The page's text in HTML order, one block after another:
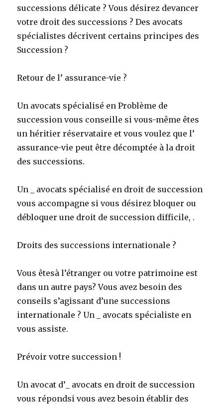
successions délicate ? Vous désirez devancer
votre droit des successions ? Des avocats
spécialistes décrivent certains principes des
Succession ?
Retour de l’ assurance-vie ?
Un avocats spécialisé en Problème de
succession vous conseille si vous-même êtes
un héritier réservataire et vous voulez que l’
assurance-vie peut être décomptée à la droit
des successions.
Un _ avocats spécialisé en droit de succession
vous accompagne si vous désirez bloquer ou
débloquer une droit de succession difficile, .
Droits des successions internationale ?
Vous êtesà l’étranger ou votre patrimoine est
dans un autre pays? Vous avez besoin des
conseils s’agissant d’une successions
internationale ? Un _ avocats spécialiste en
vous assiste.
Prévoir votre succession !
Un avocat d’_ avocats en droit de succession
vous répondsi vous avez besoin établir des